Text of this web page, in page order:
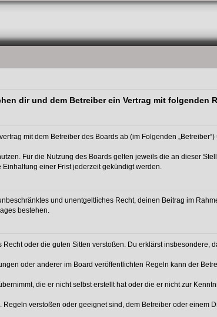
dir und dem Betreiber ein Vertrag mit folgenden
mit dem Betreiber des Boards ab (im Folgenden
Für die Nutzung des Boards gelten jeweils die an dieser
einer Frist jederzeit gekündigt werden.
und unentgeltliches Recht, deinen Beitrag im
bestehen.
oder die guten Sitten verstoßen. Du erklärst insbesondere,
oder anderer im Board veröffentlichten Regeln kann der
die er nicht selbst erstellt hat oder die er nicht zur
verstoßen oder geeignet sind, dem Betreiber oder einem